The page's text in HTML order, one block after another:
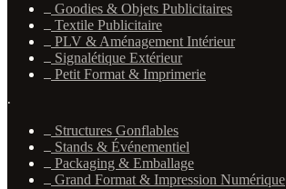
Goodies & Objets Publicitaires
Textile Publicitaire
PLV & Aménagement Intérieur
Signalétique Extérieur
Petit Format & Imprimerie
·
Structures Gonflables
Stands & Événementiel
Packaging & Emballage
Grand Format & Impression Numérique